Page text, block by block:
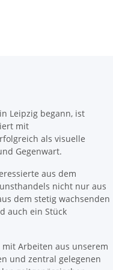
Leipzig begann, ist
mit
als visuelle
Gegenwart.
aus dem
nicht nur aus
dem stetig wachsenden
auch ein Stück
Arbeiten aus unserem
und zentral gelegenen